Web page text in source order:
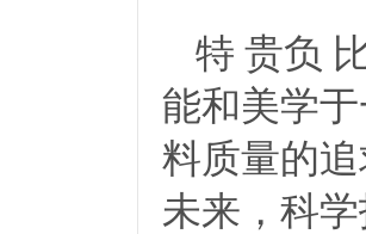
特 贵负
能和美学
料质量的
未来，科